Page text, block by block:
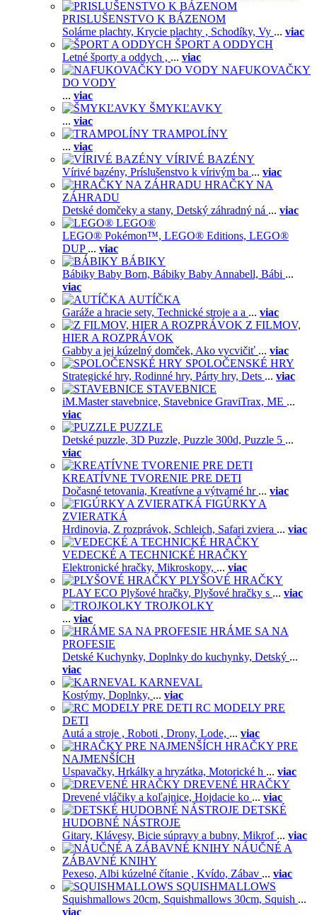
PRISLUŠENSTVO K BÁZENOM
Solárne plachty, Krycie plachty , Schodíky, Vy ... viac
ŠPORT A ODDYCH
Letné športy a oddych , ... viac
NAFUKOVAČKY
DO VODY
... viac
ŠMYKĽAVKY
... viac
TRAMPOLÍNY
... viac
VÍRIVÉ BAZÉNY
Vírivé bazény, Príslušenstvo k vírivým ba ... viac
HRAČKY NA
ZÁHRADU
Detské domčeky a stany, Detský záhradný ná ... viac
LEGO®
LEGO® Pokémon™, LEGO® Editions, LEGO®
DUP ... viac
BÁBIKY
Bábiky Baby Born, Bábiky Baby Annabell, Bábi ...
viac
AUTÍČKA
Garáže a hracie sety, Technické stroje a a ... viac
Z FILMOV,
HIER A ROZPRÁVOK
Gabby a jej kúzelný domček, Ako vycvičiť ... viac
SPOLOČENSKÉ HRY
Strategické hry, Rodinné hry, Párty hry, Dets ... viac
STAVEBNICE
iM.Master stavebnice, Stavebnice GraviTrax, ME ...
viac
PUZZLE
Detské puzzle, 3D Puzzle, Puzzle 300d, Puzzle 5 ...
viac
KREATÍVNE TVORENIE PRE DETI
Dočasné tetovania, Kreatívne a výtvarné hr ... viac
FIGÚRKY A
ZVIERATKÁ
Hrdinovia, Z rozprávok, Schleich, Safari zviera ... viac
VEDECKÉ A TECHNICKÉ HRAČKY
Elektronické hračky, Mikroskopy, ... viac
PLYŠOVÉ HRAČKY
PLAY ECO Plyšové hračky, Plyšové hračky s ... viac
TROJKOLKY
... viac
HRÁME SA NA
PROFESIE
Detské Kuchynky, Doplnky do kuchynky, Detský ...
viac
KARNEVAL
Kostýmy, Doplnky, ... viac
RC MODELY PRE
DETI
Autá a stroje , Roboti , Drony, Lode, ... viac
HRAČKY PRE
NAJMENŠÍCH
Uspavačky, Hrkálky a hryzátka, Motorické h ... viac
DREVENÉ HRAČKY
Drevené vláčiky a koľajnice, Hojdacie ko ... viac
DETSKÉ
HUDOBNÉ NÁSTROJE
Gitary, Klávesy, Bicie súpravy a bubny, Mikrof ... viac
NÁUČNÉ A
ZÁBAVNÉ KNIHY
Pexeso, Albi kúzelné čítanie , Kvído, Zábav ... viac
SQUISHMALLOWS
Squishmallows 20cm, Squishmallows 30cm, Squish ...
viac